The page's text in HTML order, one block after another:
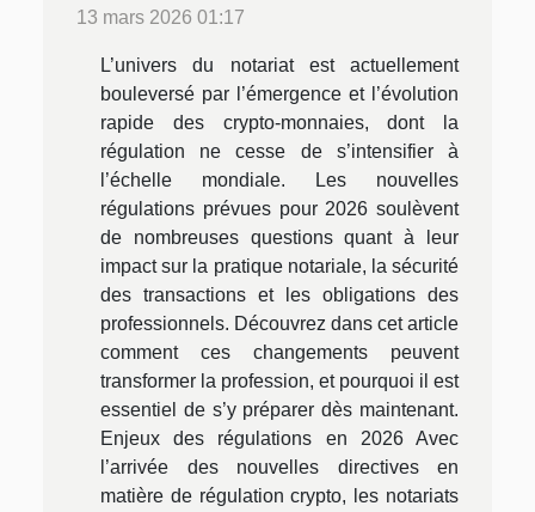
13 mars 2026 01:17
L’univers du notariat est actuellement
bouleversé par l’émergence et l’évolution
rapide des crypto-monnaies, dont la
régulation ne cesse de s’intensifier à
l’échelle mondiale. Les nouvelles
régulations prévues pour 2026 soulèvent
de nombreuses questions quant à leur
impact sur la pratique notariale, la sécurité
des transactions et les obligations des
professionnels. Découvrez dans cet article
comment ces changements peuvent
transformer la profession, et pourquoi il est
essentiel de s’y préparer dès maintenant.
Enjeux des régulations en 2026 Avec
l’arrivée des nouvelles directives en
matière de régulation crypto, les notariats